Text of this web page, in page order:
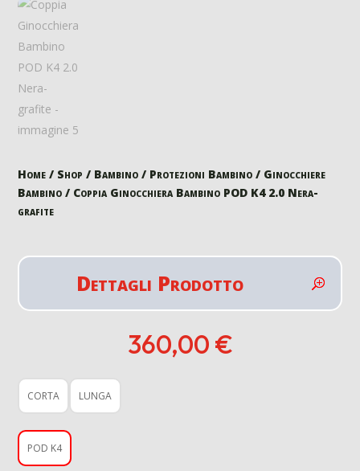
Home / Shop / Bambino / Protezioni Bambino / Ginocchiere
Bambino / Coppia Ginocchiera Bambino POD K4 2.0 Nera-
grafite
Dettagli Prodotto
360,00 €
CORTA LUNGA
POD K4